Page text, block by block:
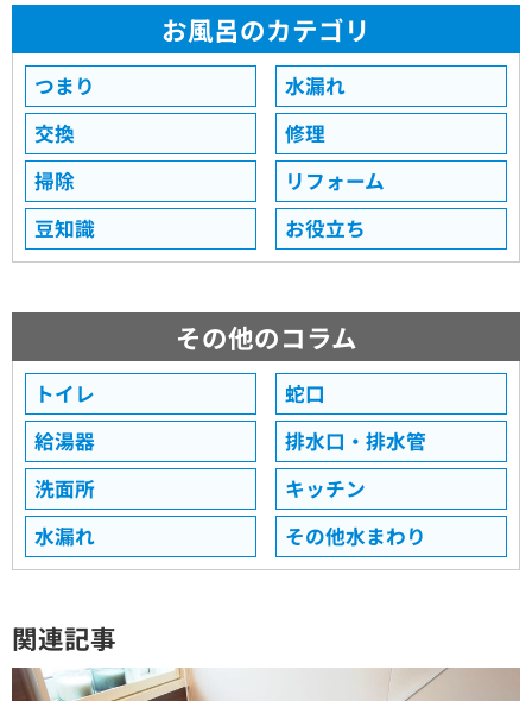
お風呂のカテゴリ
つまり
水漏れ
交換
修理
掃除
リフォーム
豆知識
お役立ち
その他のコラム
トイレ
蛇口
給湯器
排水口・排水管
洗面所
キッチン
水漏れ
その他水まわり
関連記事